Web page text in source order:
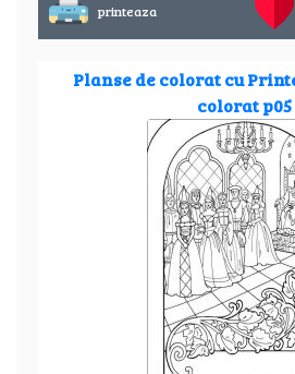
printeaza
Planse de colorat cu
colorat p05